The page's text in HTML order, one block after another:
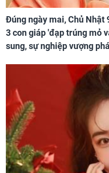
Đúng ngày mai, Chủ Nhật
3 con giáp 'đạp trúng mỏ
sung, sự nghiệp vượng